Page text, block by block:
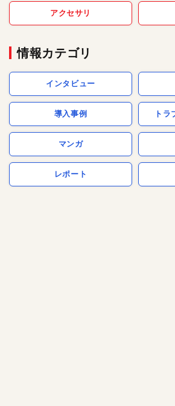
アクセサリ
情報カテゴリ
インタビュー
導入事例 ト
マンガ
レポート